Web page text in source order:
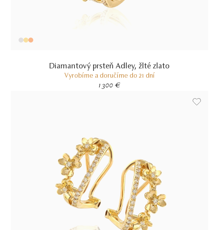
Diamantový prsteň Adley, žlté zlato
Vyrobíme a doručíme do 21 dní
1 300 €